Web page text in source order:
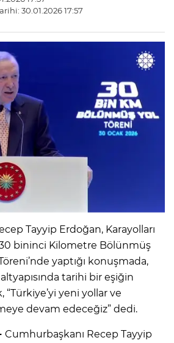
30.01.2026 17:57
Tayyip Erdoğan, Karayolları
bininci Kilometre Bölünmüş
yaptığı konuşmada,
tarihi bir eşiğin
“Türkiye’yi yeni yollar ve
devam edeceğiz” dedi.
Cumhurbaşkanı Recep Tayyip